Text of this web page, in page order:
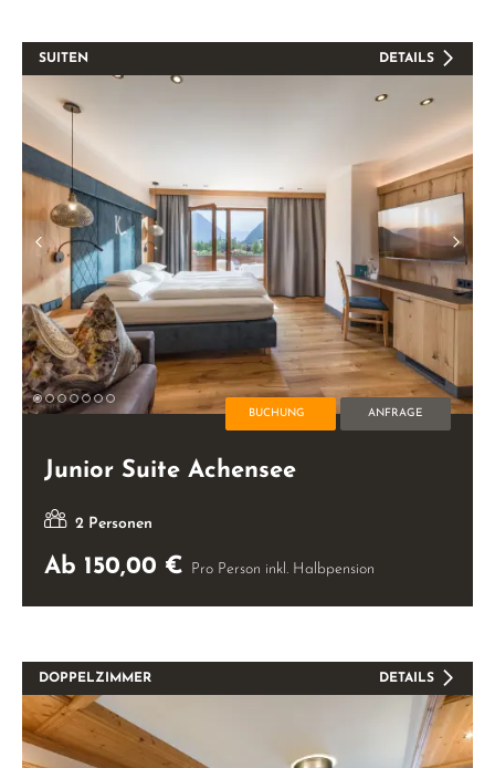
SUITEN DETAILS
BUCHUNG ANFRAGE
Junior Suite Achensee
2 Personen
Ab 150,00 € Pro Person inkl. Halbpension
DOPPELZIMMER DETAILS